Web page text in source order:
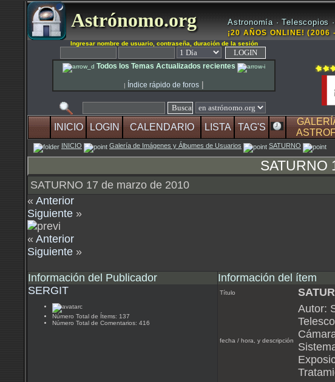
Astrónomo.org Astronomía · Telescopios
¡20 AÑOS ONLINE! (2006
Ingresar nombre de usuario, contraseña, duración de la sesión
Todos los Temas Actualizados recientes
| Índice rápido de foros |
INICIO LOGIN CALENDARIO LISTA TAG'S
INICIO Galería de Imágenes y Álbumes de Usuarios SATURNO
SATURNO
SATURNO 17 de marzo de 2010
« Anterior
Siguiente »
« Anterior
Siguiente »
Información del Publicador
SERGIT
Número Total de Ítems: 137
Número Total de Comentarios: 416
Información del ítem
Título
fecha / hora, y descripción
Autor: